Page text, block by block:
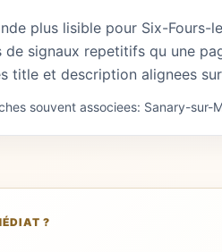
plus lisible pour Six-Fours-
de signaux repetitifs qu une
title et description alignees
souvent associees: Sanary-sur-
?